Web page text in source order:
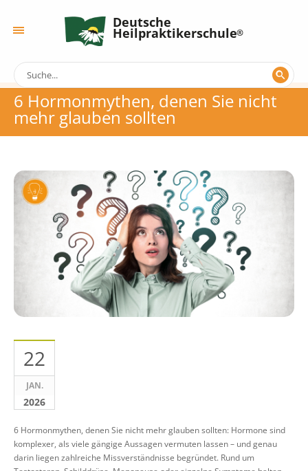
Deutsche
Heilpraktikerschule
6 Hormonmythen, denen Sie nicht
mehr glauben sollten
22
JAN.
2026
6 Hormonmythen, denen Sie nicht mehr glauben sollten: Hormone sind
komplexer, als viele gängige Aussagen vermuten lassen – und genau
darin liegen zahlreiche Missverständnisse begründet. Rund um